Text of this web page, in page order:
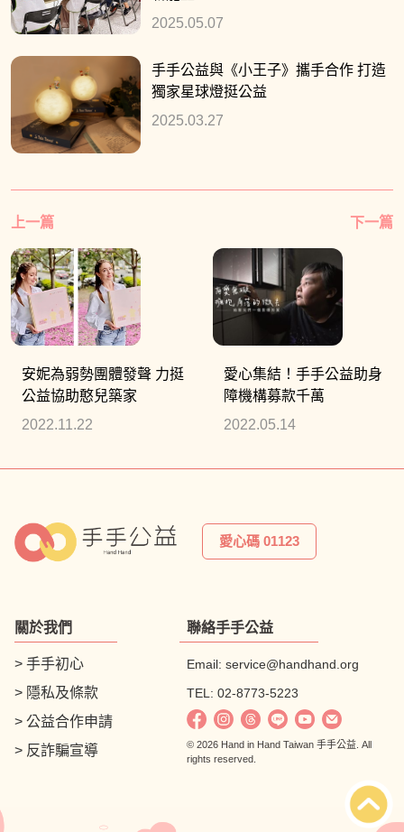
2025.05.07
手手公益與《小王子》攜手合作 打造
獨家星球燈挺公益
2025.03.27
上一篇 下一篇
安妮為弱勢團體發聲 力挺
公益協助憨兒築家
2022.11.22
愛心集結！手手公益助身
障機構募款千萬
2022.05.14
愛心碼 01123
關於我們
> 手手初心
> 隱私及條款
> 公益合作申請
> 反詐騙宣導
聯絡手手公益
Email:service@handhand.org
TEL: 02-8773-5223
© 2026 Hand in Hand Taiwan 手手公益. All
rights reserved.